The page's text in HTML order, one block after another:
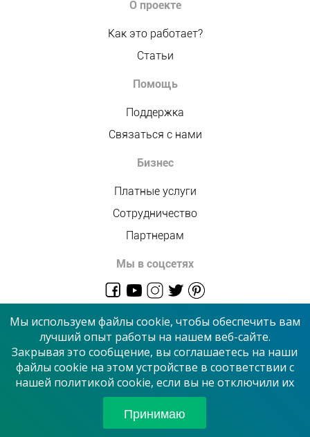
О проекте
Как это работает?
Статьи
Помощь
Поддержка
Связаться с нами
Бизнес
Платные услуги
Сотрудничество
Партнерам
Мы в соцсетях
© 2026 “Сервисный центр”
Принимаем к оплате
Мы используем файлы cookie, чтобы обеспечить вам
лучший опыт работы на нашем веб-сайте.
Закрывая это сообщение, вы соглашаетесь на наши
файлы cookie на этом устройстве в соответствии с
нашей политикой cookie, если вы не отключили их
Принимаю